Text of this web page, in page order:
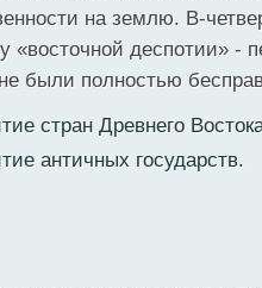
на землю. В-
«восточной деспотии» -
были полностью
стран Древнего
античных государств.